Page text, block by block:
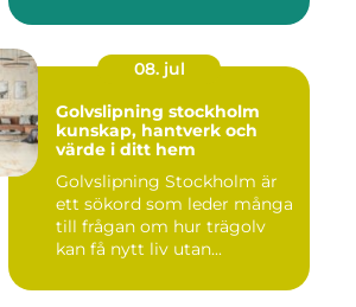
08. jul
Golvslipning stockholm
kunskap, hantverk och
värde i ditt hem
Golvslipning Stockholm är
ett sökord som leder många
till frågan om hur trägolv
kan få nytt liv utan...